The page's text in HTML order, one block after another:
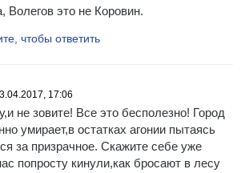
Волегов это не Коровин.
чтобы ответить
17:06
не зовите! Все это бесполезно! Город
умирает,в остатках агонии пытаясь
за призрачное. Скажите себе уже
попросту кинули,как бросают в лесу